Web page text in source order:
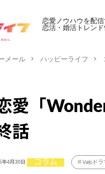
恋愛ノウハウを配信
恋活・婚活トレンド
メール ハッピーライフ
愛「
話
年4月30日 コラム Webドラ